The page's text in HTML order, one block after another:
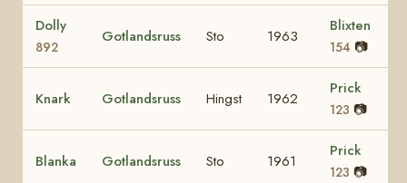
Dolly
892
Gotlandsruss Sto 1963
Blixten
154 📷
Knark Gotlandsruss Hingst 1962
Prick
123 📷
Blanka Gotlandsruss Sto 1961
Prick
123 📷